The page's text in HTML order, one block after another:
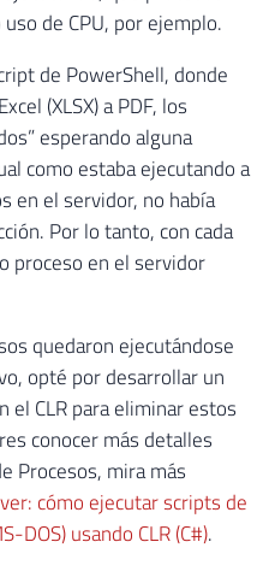
de CPU, por ejemplo.
de PowerShell, donde
(XLSX) a PDF, los
esperando alguna
como estaba ejecutando a
en el servidor, no había
Por lo tanto, con cada
proceso en el servidor
quedaron ejecutándose
opté por desarrollar un
el CLR para eliminar estos
conocer más detalles
Procesos, mira más
cómo ejecutar scripts de
DOS) usando CLR (C#).